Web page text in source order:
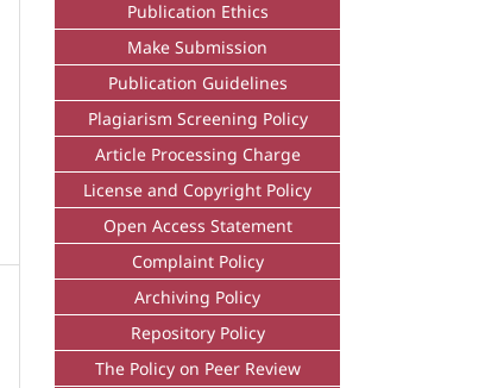
Publication Ethics
Make Submission
Publication Guidelines
Plagiarism Screening Policy
Article Processing Charge
License and Copyright Policy
Open Access Statement
Complaint Policy
Archiving Policy
Repository Policy
The Policy on Peer Review